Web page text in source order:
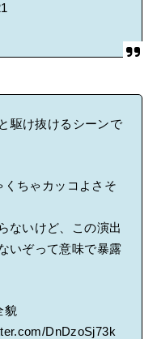
駆け抜けるシーンで
ちゃカッコよさそ
ないけど、この演出
いぞって意味で暴露
貌
DnDzoSj73k